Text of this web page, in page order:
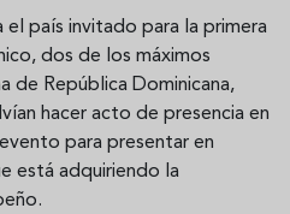
el país invitado para la primera
dos de los máximos
de República Dominicana,
hacer acto de presencia en
para presentar en
está adquiriendo la